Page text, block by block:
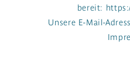
bereit:
Unsere E-Mail-